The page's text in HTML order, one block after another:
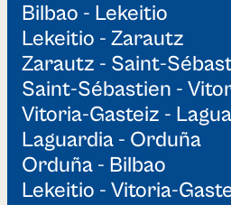
Bilbao - Lekeitio
Lekeitio - Zarautz
Zarautz - Saint-
Saint-Sébastien -
Vitoria-Gasteiz -
Laguardia - Orduña
Orduña - Bilbao
Lekeitio - Vitoria-